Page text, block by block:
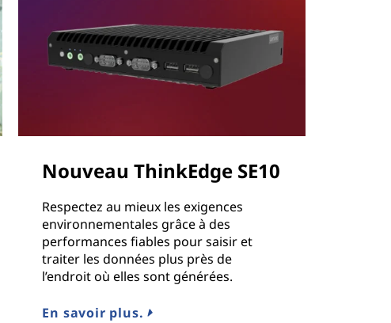
Nouveau ThinkEdge SE10
Respectez au mieux les exigences
environnementales grâce à des
performances fiables pour saisir et
traiter les données plus près de
l’endroit où elles sont générées.
En savoir plus.